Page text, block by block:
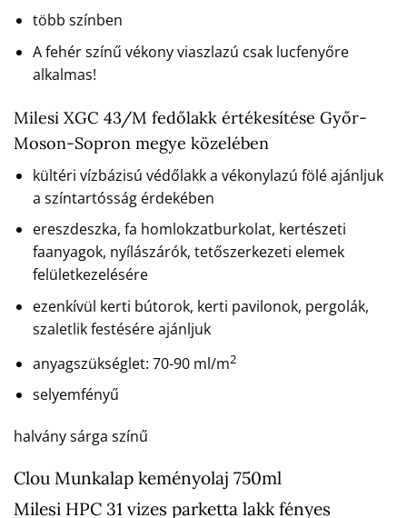
több színben
A fehér színű vékony viaszlazú csak lucfenyőre
alkalmas!
Milesi XGC 43/M fedőlakk értékesítése Győr-
Moson-Sopron megye közelében
kültéri vízbázisú védőlakk a vékonylazú fölé ajánljuk
a színtartósság érdekében
ereszdeszka, fa homlokzatburkolat, kertészeti
faanyagok, nyílászárók, tetőszerkezeti elemek
felületkezelésére
ezenkívül kerti bútorok, kerti pavilonok, pergolák,
szaletlik festésére ajánljuk
anyagszükséglet: 70-90 ml/m2
selyemfényű
halvány sárga színű
Clou Munkalap keményolaj 750ml
Milesi HPC 31 vizes parketta lakk fényes